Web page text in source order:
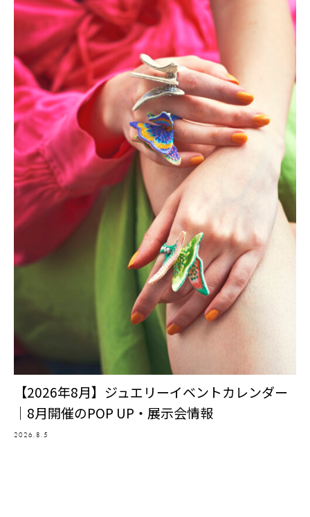
【2026年8月】ジュエリーイベントカレンダー
｜8月開催のPOP UP・展示会情報
2026.8.5